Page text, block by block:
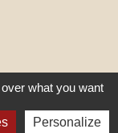
what you want
Personalize